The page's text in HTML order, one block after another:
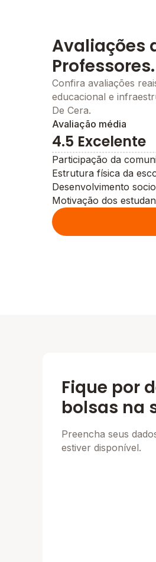
Avaliações
Professores.
Confira avaliações
educacional e
De Cera.
Avaliação média
4.5 Excelente
Participação da
Estrutura física da
Desenvolvimento
Motivação dos
Fique por
bolsas na
Preencha seus
estiver disponível.